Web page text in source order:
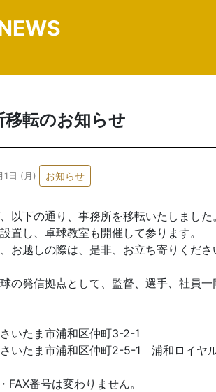
移転のお知らせ
1日 (月) お知らせ
以下の通り、事務所を移転いたしました。
置し、卓球教室も開催して参ります。
お越しの際は、是非、お立ち寄りくださ
の発信拠点として、監督、選手、社員
いたま市浦和区仲町3-2-1
いたま市浦和区仲町2-5-1 浦和ロイヤ
FAX番号は変わりません。